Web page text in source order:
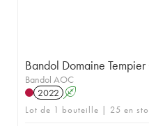
Bandol Domaine
Bandol AOC
2022 A
Lot de 1 bouteille | 25 en